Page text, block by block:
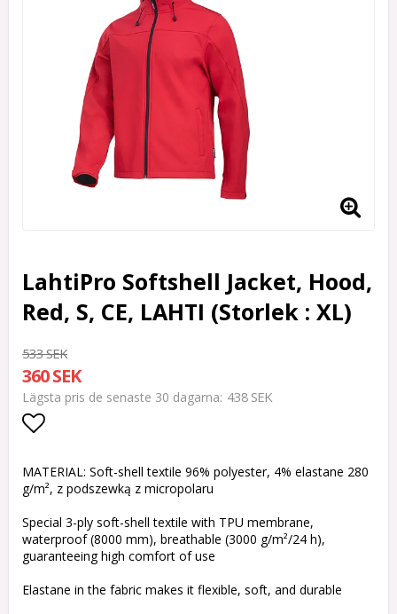
LahtiPro Softshell Jacket, Hood,
Red, S, CE, LAHTI (Storlek : XL)
533 SEK
360 SEK
Lägsta pris de senaste 30 dagarna 438 SEK
MATERIAL: Soft-shell textile 96% polyester, 4% elastane 280
g/m², z podszewką z micropolaru
Special 3-ply soft-shell textile with TPU membrane,
waterproof (8000 mm), breathable (3000 g/m²/24 h),
guaranteeing high comfort of use
Elastane in the fabric makes it flexible, soft, and durable